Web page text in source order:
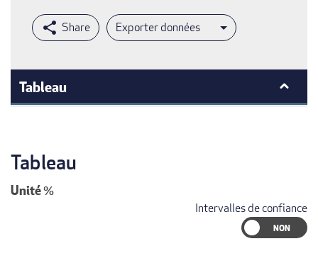
Exporter données
Tableau
Tableau
Unité%
Intervalles de confiance